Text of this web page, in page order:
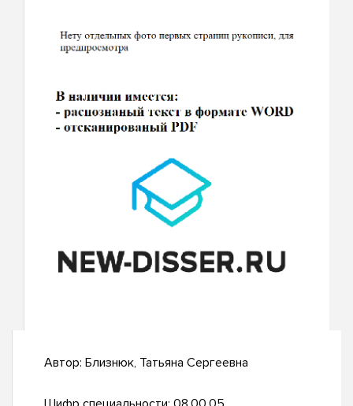
Автор: Близнюк, Татьяна Сергеевна